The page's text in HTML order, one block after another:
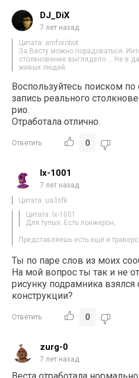
DJ_DiX
7 лет назад
Цитата: amforobot
За Весту можно порадоваться.
столкновение выглядело…. Не в
живых людей.
Воспользуйтесь поиском по
запись реального
рио.
Отработала отлично.
Ответить 0
lx-1001
7 лет назад
Цитата: ua3sfk
Цитата: lx-1001
Для тупых. Есть лонжерон,
Представляешь есть ещё и
Ты по паре слов из моих
На мой вопрос ты так и не
рисунку подрамника взялся
конструкции?
Ответить 0
zurg-0
7 лет назад